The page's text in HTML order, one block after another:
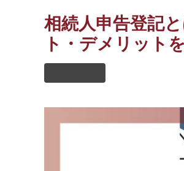
相続人申告登記
ト・デメリット